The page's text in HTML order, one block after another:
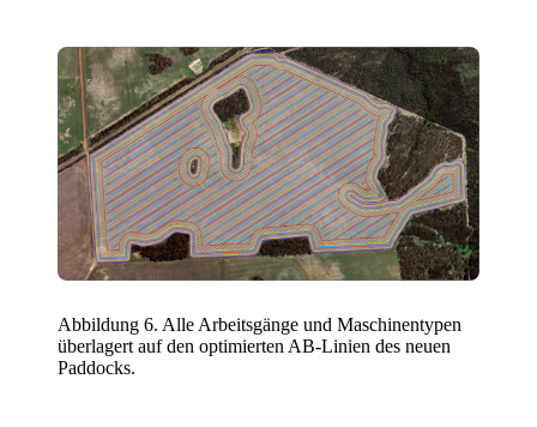
Abbildung 6. Alle Arbeitsgänge und Maschinentypen
überlagert auf den optimierten AB-Linien des neuen
Paddocks.